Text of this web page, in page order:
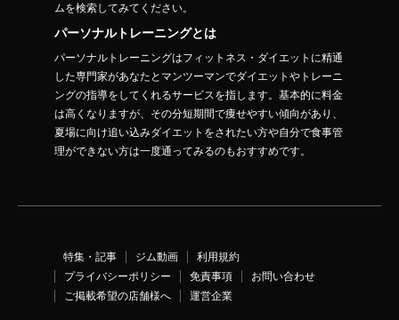
ムを検索してみてください。
パーソナルトレーニングとは
パーソナルトレーニングはフィットネス・ダイエットに精通
した専門家があなたとマンツーマンでダイエットやトレーニ
ングの指導をしてくれるサービスを指します。基本的に料金
は高くなりますが、その分短期間で痩せやすい傾向があり、
夏場に向け追い込みダイエットをされたい方や自分で食事管
理ができない方は一度通ってみるのもおすすめです。
特集・記事 ジム動画
利用規約
プライバシーポリシー
免責事項
お問い合わせ
ご掲載希望の店舗様へ
運営企業